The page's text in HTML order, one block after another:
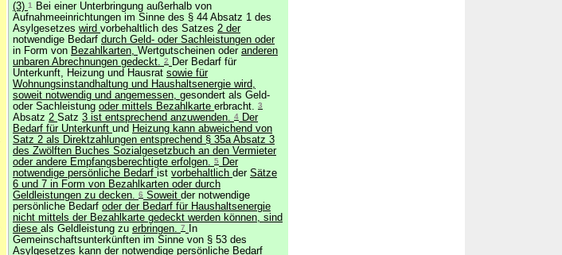
(3) 1
Bei einer Unterbringung außerhalb von
Aufnahmeeinrichtungen im Sinne des § 44 Absatz 1 des
Asylgesetzes wird vorbehaltlich des Satzes 2 der
notwendige Bedarf durch Geld- oder Sachleistungen oder
in Form von Bezahlkarten, Wertgutscheinen oder anderen
unbaren Abrechnungen gedeckt. 2
Der Bedarf für
Unterkunft, Heizung und Hausrat sowie für
Wohnungsinstandhaltung und Haushaltsenergie wird,
soweit notwendig und angemessen, gesondert als Geld-
oder Sachleistung oder mittels Bezahlkarte erbracht. 3
Absatz 2 Satz 3 ist entsprechend anzuwenden. 4 Der
Bedarf für Unterkunft und Heizung kann abweichend von
Satz 2 als Direktzahlungen entsprechend § 35a Absatz 3
des Zwölften Buches Sozialgesetzbuch an den Vermieter
oder andere Empfangsberechtigte erfolgen. 5 Der
notwendige persönliche Bedarf ist vorbehaltlich der Sätze
6 und 7 in Form von Bezahlkarten oder durch
Geldleistungen zu decken. 6 Soweit der notwendige
persönliche Bedarf oder der Bedarf für Haushaltsenergie
nicht mittels der Bezahlkarte gedeckt werden können, sind
diese als Geldleistung zu erbringen. 7
In
Gemeinschaftsunterkünften im Sinne von § 53 des
Asylgesetzes kann der notwendige persönliche Bedarf